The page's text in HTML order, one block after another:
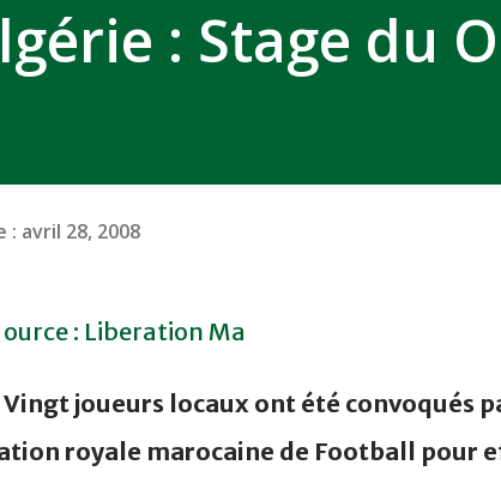
: Stage du
: avril 28, 2008
ource : Liberation Ma
Vingt joueurs locaux ont été convoqués
royale marocaine de Football pour